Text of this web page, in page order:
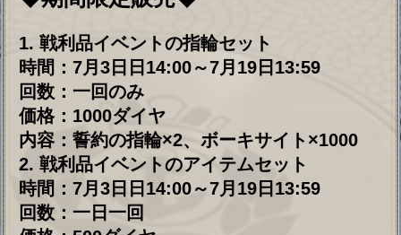
賞品はいつでも交換可能です。
のでご注意ください。
５．戦利品の有効期間はありません。イベン
ト期間外でも消えることはありません。
Copyright © 2020 moe fantasy Inc.
ALL RIGHTS RESERVED.